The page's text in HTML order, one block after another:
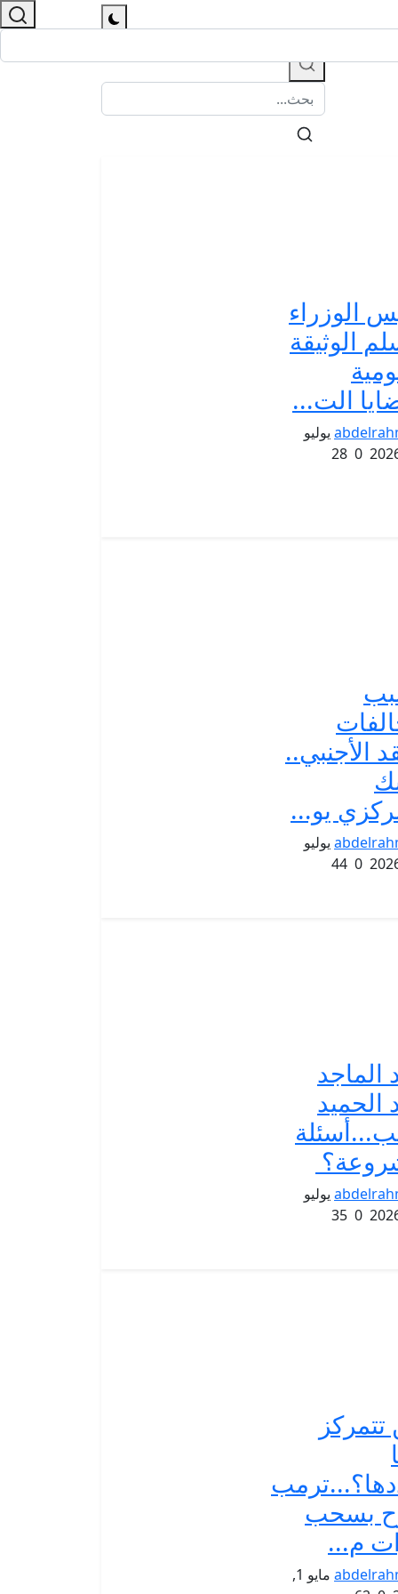
الوزراء
الوثيقة
الت...
يوليو
الأجنبي..
يو...
يوليو
الماجد
الحميد
يوليو
تتمركز
بسحب
م...
مايو 1,